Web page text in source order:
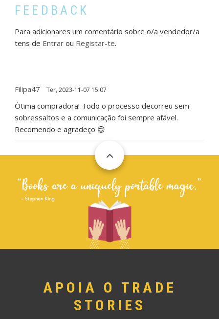
FEEDBACK
Para adicionares um comentário sobre o/a vendedor/a
tens de Entrar ou Registar-te.
Filipa47 Ter, 2023-11-07 15:07
Ótima compradora! Todo o processo decorreu sem
sobressaltos e a comunicação foi sempre afável.
Recomendo e agradeço 😊
APOIA O TRADE
STORIES